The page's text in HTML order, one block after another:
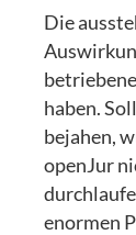
Die
haben.
bejahen,
openJur
enormen